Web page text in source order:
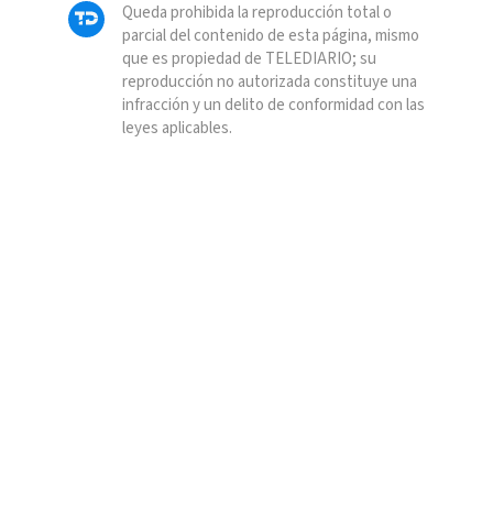
Queda prohibida la reproducción total o
parcial del contenido de esta página, mismo
que es propiedad de TELEDIARIO; su
reproducción no autorizada constituye una
infracción y un delito de conformidad con las
leyes aplicables.